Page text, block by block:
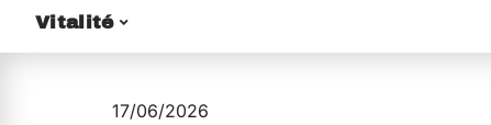
Vitalité
17/06/2026